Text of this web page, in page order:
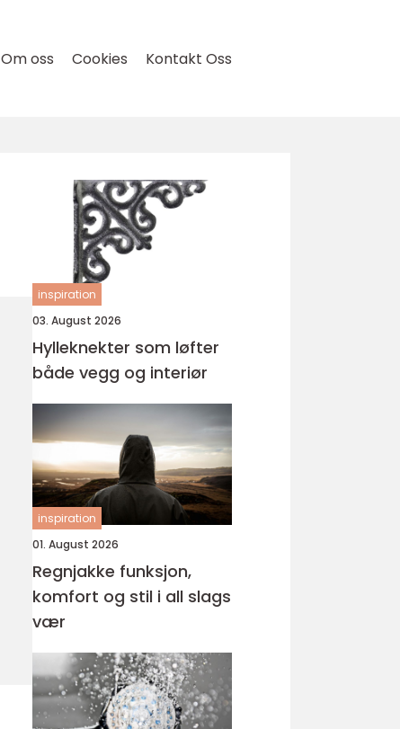
Om oss Cookies Kontakt Oss
inspiration
03. August 2026
Hylleknekter som løfter
både vegg og interiør
inspiration
01. August 2026
Regnjakke funksjon,
komfort og stil i all slags
vær